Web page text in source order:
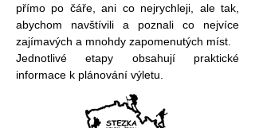
přímo po čáře, ani co nejrychleji, ale tak,
abychom navštívili a poznali co nejvíce
zajímavých a mnohdy zapomenutých míst.
Jednotlivé etapy obsahují praktické
informace k plánování výletu.